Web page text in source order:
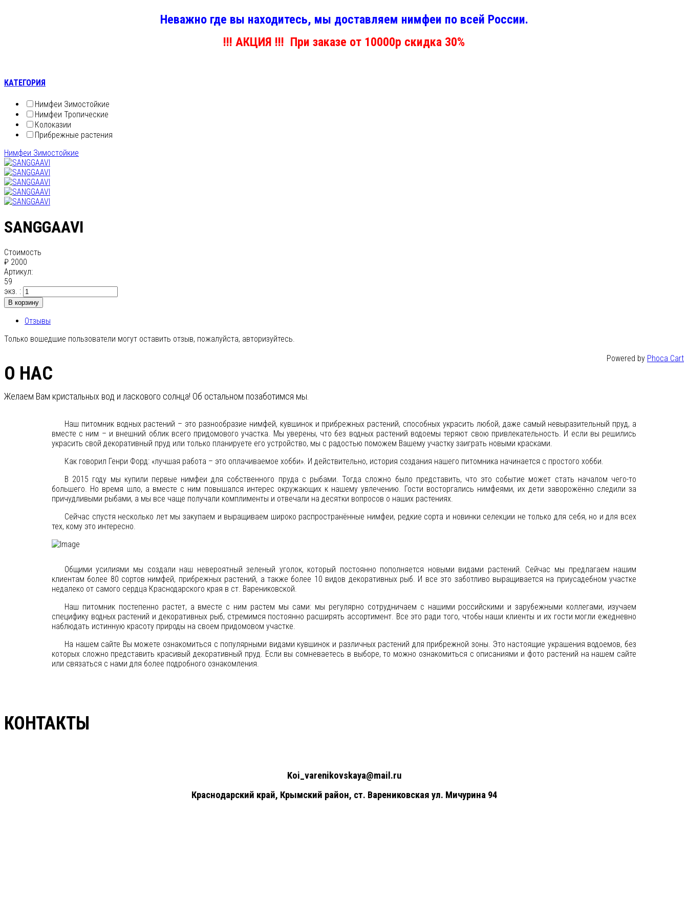
Неважно где вы находитесь, мы доставляем нимфеи по всей России.
!!! АКЦИЯ !!! При заказе от 10000р скидка 30%
КАТЕГОРИЯ
Нимфеи Зимостойкие
Нимфеи Тропические
Колоказии
Прибрежные растения
Нимфеи Зимостойкие
SANGGAAVI
Стоимость
₽ 2000
Артикул:
59
экз. :
В корзину
Отзывы
Только вошедшие пользователи могут оставить отзыв, пожалуйста, авторизуйтесь.
Powered by Phoca Cart
О НАС
Желаем Вам кристальных вод и ласкового солнца! Об остальном позаботимся мы.
Наш питомник водных растений – это разнообразие нимфей, кувшинок и прибрежных растений, способных украсить любой, даже самый невыразительный пруд, а
вместе с ним – и внешний облик всего придомового участка. Мы уверены, что без водных растений водоемы теряют свою привлекательность. И если вы решились
украсить свой декоративный пруд или только планируете его устройство, мы с радостью поможем Вашему участку заиграть новыми красками.
Как говорил Генри Форд: «лучшая работа – это оплачиваемое хобби». И действительно, история создания нашего питомника начинается с простого хобби.
В 2015 году мы купили первые нимфеи для собственного пруда с рыбами. Тогда сложно было представить, что это событие может стать началом чего-то
большего. Но время шло, а вместе с ним повышался интерес окружающих к нашему увлечению. Гости восторгались нимфеями, их дети заворожённо следили за
причудливыми рыбами, а мы все чаще получали комплименты и отвечали на десятки вопросов о наших растениях.
Сейчас спустя несколько лет мы закупаем и выращиваем широко распространённые нимфеи, редкие сорта и новинки селекции не только для себя, но и для всех
тех, кому это интересно.
Общими усилиями мы создали наш невероятный зеленый уголок, который постоянно пополняется новыми видами растений. Сейчас мы предлагаем нашим
клиентам более 80 сортов нимфей, прибрежных растений, а также более 10 видов декоративных рыб. И все это заботливо выращивается на приусадебном участке
недалеко от самого сердца Краснодарского края в ст. Варениковской.
Наш питомник постепенно растет, а вместе с ним растем мы сами: мы регулярно сотрудничаем с нашими российскими и зарубежными коллегами, изучаем
специфику водных растений и декоративных рыб, стремимся постоянно расширять ассортимент. Все это ради того, чтобы наши клиенты и их гости могли ежедневно
наблюдать истинную красоту природы на своем придомовом участке.
На нашем сайте Вы можете ознакомиться с популярными видами кувшинок и различных растений для прибрежной зоны. Это настоящие украшения водоемов, без
которых сложно представить красивый декоративный пруд. Если вы сомневаетесь в выборе, то можно ознакомиться с описаниями и фото растений на нашем сайте
или связаться с нами для более подробного ознакомления.
КОНТАКТЫ
Koi_varenikovskaya@mail.ru
Краснодарский край, Крымский район, ст. Варениковская ул. Мичурина 94